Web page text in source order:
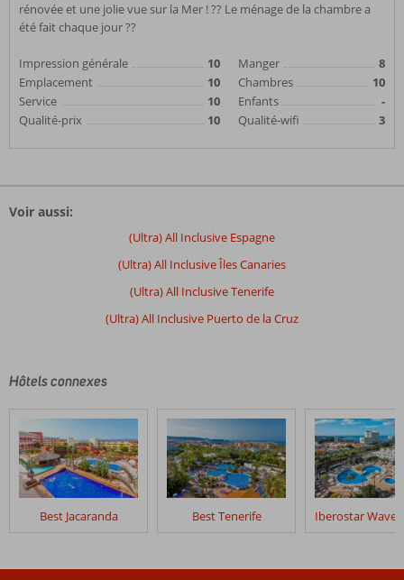
rénovée et une jolie vue sur la Mer ! ?? Le ménage de la chambre a
été fait chaque jour ??
Impression générale
10
Emplacement
10
Service
10
Qualité-prix
10
Manger
8
Chambres
10
Enfants
-
Qualité-wifi
3
Voir aussi:
(Ultra) All Inclusive Espagne
(Ultra) All Inclusive Îles Canaries
(Ultra) All Inclusive Tenerife
(Ultra) All Inclusive Puerto de la Cruz
Hôtels connexes
Best Jacaranda Best Tenerife